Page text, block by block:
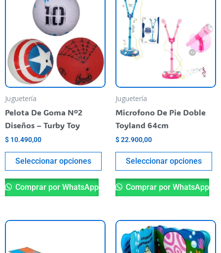
Juguetería
Pelota De Goma Nº2
Diseños – Turby Toy
$ 10.490,00
Seleccionar opciones
producto
variantes.
Las
opciones
se
pueden
elegir
producto
Comprar por WhatsApp
Juguetería
Microfono De Pie Doble
Toyland 64cm
$22.900,00
Seleccionar opciones
se
Comprar por WhatsApp